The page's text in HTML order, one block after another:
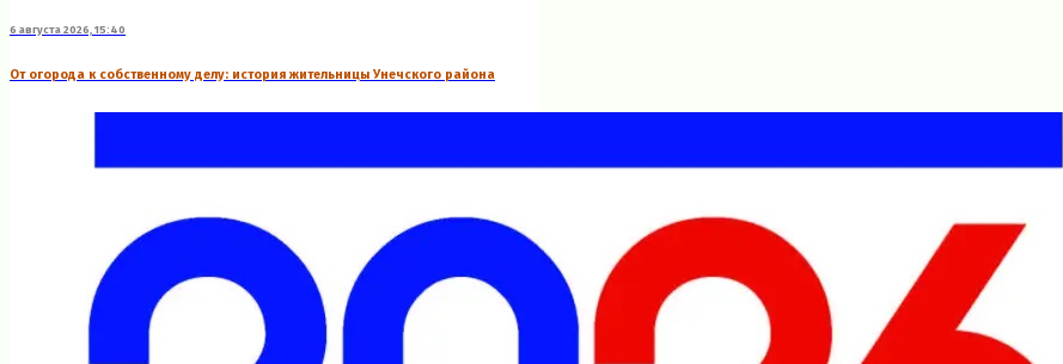
6 августа 2026, 15:40
От огорода к собственному делу: история жительницы Унечского района